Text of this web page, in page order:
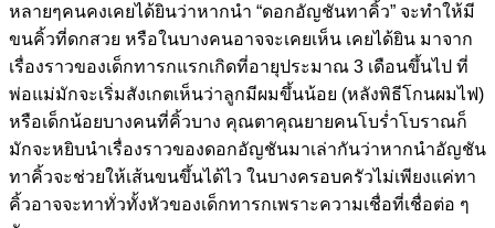
หลายๆคนคงเคยได้ยินว่าหากนำ “ดอกอัญชันทาคิ้ว” จะทำให้มี
ขนคิ้วที่ดกสวย หรือในบางคนอาจจะเคยเห็น เคยได้ยิน มาจาก
เรื่องราวของเด็กทารกแรกเกิดที่อายุประมาณ 3 เดือนขึ้นไป ที่
พ่อแม่มักจะเริ่มสังเกตเห็นว่าลูกมีผมขึ้นน้อย (หลังพิธีโกนผมไฟ)
หรือเด็กน้อยบางคนที่คิ้วบาง คุณตาคุณยายคนโบร่ำโบราณก็
มักจะหยิบนำเรื่องราวของดอกอัญชันมาเล่ากันว่าหากนำอัญชัน
ทาคิ้วจะช่วยให้เส้นขนขึ้นได้ไว ในบางครอบครัวไม่เพียงแค่ทา
คิ้วอาจจะทาทั่วทั้งหัวของเด็กทารกเพราะความเชื่อที่เชื่อต่อ ๆ